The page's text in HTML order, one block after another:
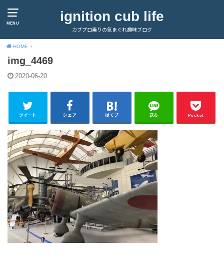
MENU ignition cub life
カブプロ乗りの気まぐれ趣味ブログ
HOME
img_4469
2020-06-20
ツイート シェア はてブ 送る Pocket